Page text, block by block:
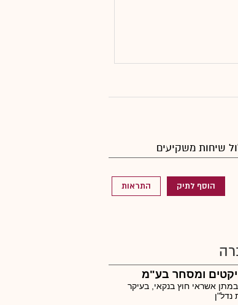
שיחות משקיעים
הוסף לתיק התראות
ומסחר בע"מ
אשראי חוץ בנקאי, בעיקר
נדל"ן